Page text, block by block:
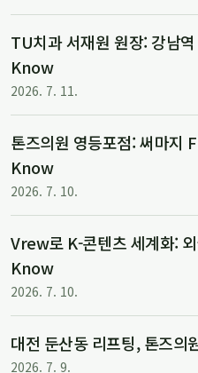
TU치과 서재원 원장: 강남
Know
2026. 7. 11.
톤즈의원 영등포점: 써마
Know
2026. 7. 10.
Vrew로 K-콘텐츠 세계화:
Know
2026. 7. 10.
대전 둔산동 리프팅, 톤즈의
2026. 7. 9.